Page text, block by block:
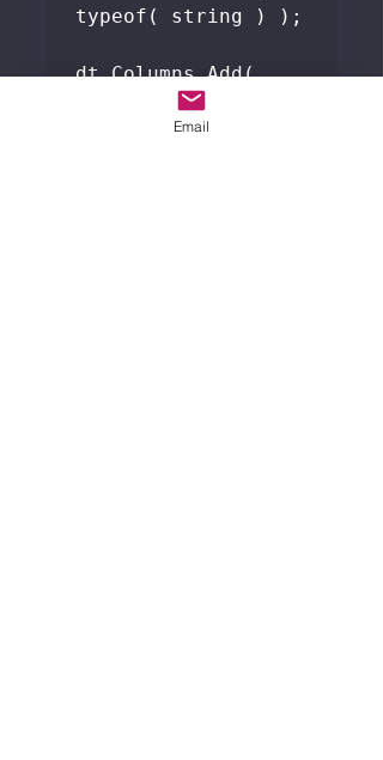
typeof( string ) );
dt.Columns.Add(
"FieldDetailsVendor
" , typeof( string
Email